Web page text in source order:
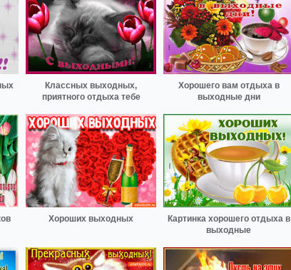
Классных выходных,
приятного отдыха тебе
Хорошего вам отдыха в
выходные дни
Хороших выходных
Картинка хорошего отдыха в
выходные